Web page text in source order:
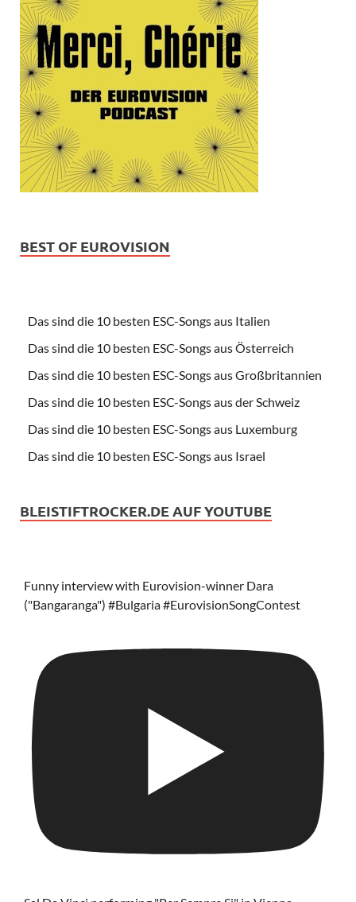
BEST OF EUROVISION
Das sind die 10 besten ESC-Songs aus Italien
Das sind die 10 besten ESC-Songs aus Österreich
Das sind die 10 besten ESC-Songs aus Großbritannien
Das sind die 10 besten ESC-Songs aus der Schweiz
Das sind die 10 besten ESC-Songs aus Luxemburg
Das sind die 10 besten ESC-Songs aus Israel
BLEISTIFTROCKER.DE AUF YOUTUBE
Funny interview with Eurovision-winner Dara
("Bangaranga") #Bulgaria #EurovisionSongContest